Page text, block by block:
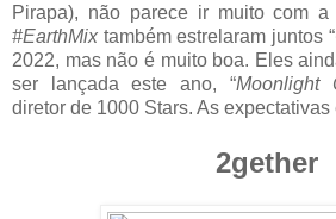
Pirapa), não parece ir muito com
#EarthMix também estrelaram juntos “
2022, mas não é muito boa. Eles
ser lançada este ano, “Moonlight
diretor de 1000 Stars. As expectativas
2gether